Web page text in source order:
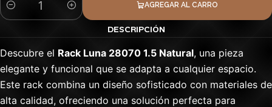
Cantidad
AGREGAR AL CARRO
DESCRIPCIÓN
Descubre el Rack Luna 28070 1.5 Natural, una pieza
elegante y funcional que se adapta a cualquier espacio.
Este rack combina un diseño sofisticado con materiales de
alta calidad, ofreciendo una solución perfecta para